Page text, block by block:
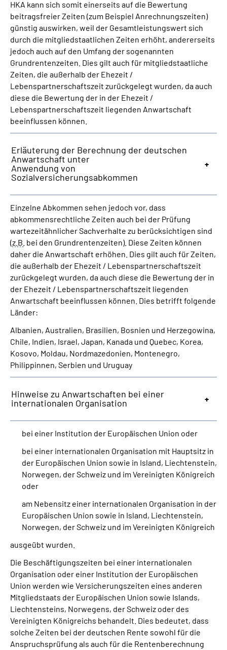
HKA kann sich somit einerseits auf die Bewertung
beitragsfreier Zeiten (zum Beispiel Anrechnungszeiten)
günstig auswirken, weil der Gesamtleistungswert sich
durch die mitgliedstaatlichen Zeiten erhöht, andererseits
jedoch auch auf den Umfang der sogenannten
Grundrentenzeiten. Dies gilt auch für mitgliedstaatliche
Zeiten, die außerhalb der Ehezeit /
Lebenspartnerschaftszeit zurückgelegt wurden, da auch
diese die Bewertung der in der Ehezeit /
Lebenspartnerschaftszeit liegenden Anwartschaft
beeinflussen können.
Erläuterung der Berechnung der deutschen
Anwartschaft unter
Anwendung von
Sozialversicherungsabkommen
Einzelne Abkommen sehen jedoch vor, dass
abkommensrechtliche Zeiten auch bei der Prüfung
wartezeitähnlicher Sachverhalte zu berücksichtigen sind
(z.B. bei den Grundrentenzeiten). Diese Zeiten können
daher die Anwartschaft erhöhen. Dies gilt auch für Zeiten,
die außerhalb der Ehezeit / Lebenspartnerschaftszeit
zurückgelegt wurden, da auch diese die Bewertung der in
der Ehezeit / Lebenspartnerschaftszeit liegenden
Anwartschaft beeinflussen können. Dies betrifft folgende
Länder:
Albanien, Australien, Brasilien, Bosnien und Herzegowina,
Chile, Indien, Israel, Japan, Kanada und Quebec, Korea,
Kosovo, Moldau, Nordmazedonien, Montenegro,
Philippinnen, Serbien und Uruguay
Hinweise zu Anwartschaften bei einer
internationalen Organisation
bei einer Institution der Europäischen Union oder
bei einer internationalen Organisation mit Hauptsitz in
der Europäischen Union sowie in Island, Liechtenstein,
Norwegen, der Schweiz und im Vereinigten Königreich
oder
am Nebensitz einer internationalen Organisation in der
Europäischen Union sowie in Island, Liechtenstein,
Norwegen, der Schweiz und im Vereinigten Königreich
ausgeübt wurden.
Die Beschäftigungszeiten bei einer internationalen
Organisation oder einer Institution der Europäischen
Union werden wie Versicherungszeiten eines anderen
Mitgliedstaats der Europäischen Union sowie Islands,
Liechtensteins, Norwegens, der Schweiz oder des
Vereinigten Königreichs behandelt. Dies bedeutet, dass
solche Zeiten bei der deutschen Rente sowohl für die
Anspruchsprüfung als auch für die Rentenberechnung